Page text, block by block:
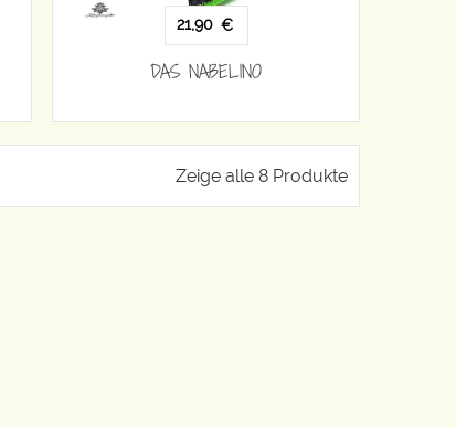
21,90 €
DAS NABELINO
Zeige alle 8 Produkte